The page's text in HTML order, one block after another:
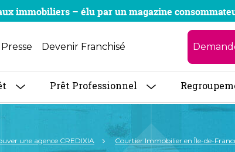
immobiliers – élu par un magazine
Devenir Franchisé
Prêt Professionnel
une agence CREDIXIA Courtier Immobilier en Île-de-